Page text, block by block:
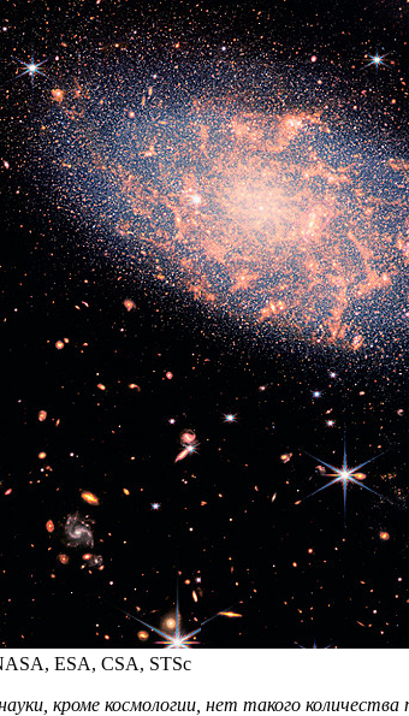
ESA, CSA, STSc
кроме космологии, нет такого